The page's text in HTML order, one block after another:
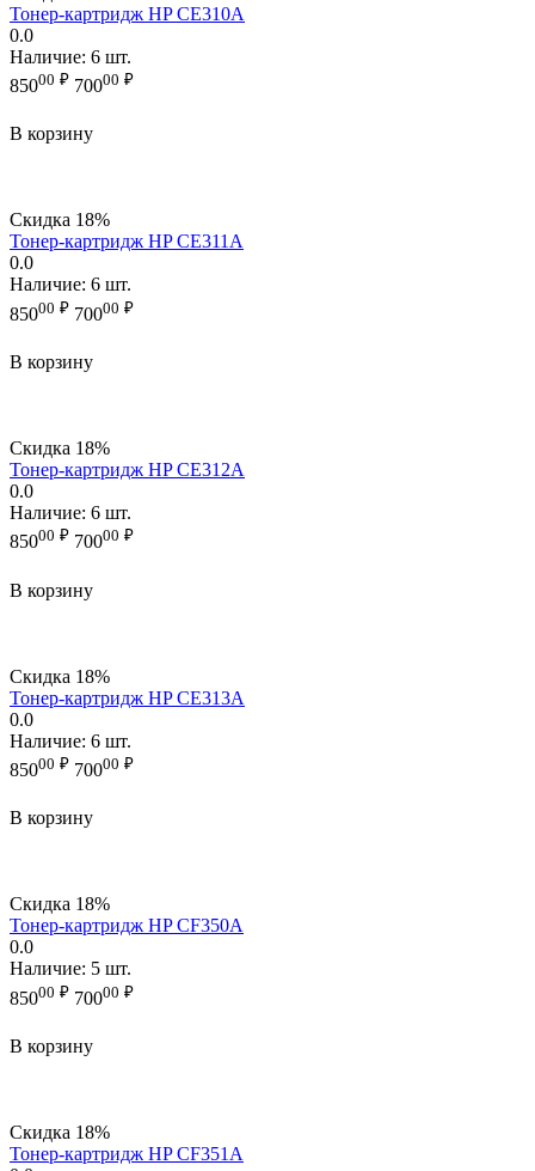
Тонер-картридж HP CE310A
0.0
Наличие: 6 шт.
85000 ₽ 70000 ₽
В корзину
Скидка 18%
Тонер-картридж HP CE311A
0.0
Наличие: 6 шт.
85000 ₽ 70000 ₽
В корзину
Скидка 18%
Тонер-картридж HP CE312A
0.0
Наличие: 6 шт.
85000 ₽ 70000 ₽
В корзину
Скидка 18%
Тонер-картридж HP CE313A
0.0
Наличие: 6 шт.
85000 ₽ 70000 ₽
В корзину
Скидка 18%
Тонер-картридж HP CF350A
0.0
Наличие: 5 шт.
85000 ₽ 70000 ₽
В корзину
Скидка 18%
Тонер-картридж HP CF351A